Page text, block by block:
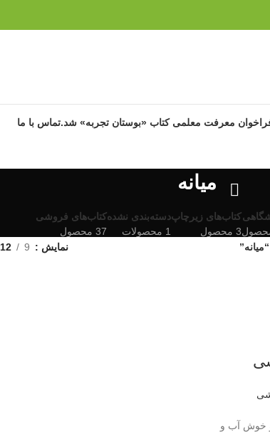
فراخوان معرفت معلمی کتاب «بوستان تجربه» شد.تماس با ما
میانه
کتاب‌های زیرچاپ
3 محصول
دسته‌بندی نشده
1 محصولات
کتاب‌های فروشی
37 محصول
نمایش 9
12
و خوش آب و